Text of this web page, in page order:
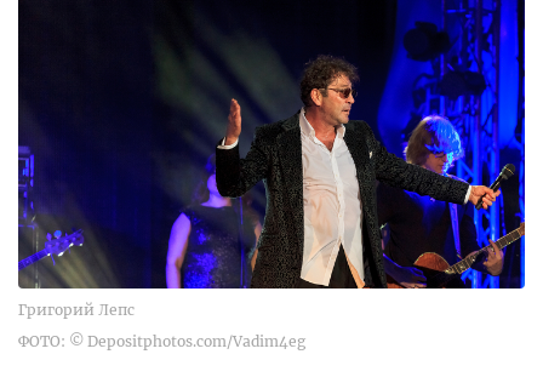
Григорий Лепс
ФОТО: © Depositphotos.com/Vadim4eg